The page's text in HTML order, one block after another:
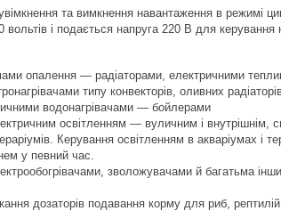
та вимкнення навантаження в режимі
вольтів і подається напруга 220 В для керування
опалення — радіаторами, електричними
типу конвекторів, оливних
водонагрівачами — бойлерами
освітленням — вуличним і внутрішнім,
Керування освітленням в акваріумах і
у певний час.
зволожувачами й багатьма
дозаторів подавання корму для риб,